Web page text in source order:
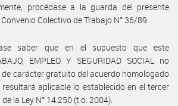
procédase a la guarda del presente
Colectivo de Trabajo N° 36/89.
saber que en el supuesto que este
EMPLEO Y SEGURIDAD SOCIAL no
carácter gratuito del acuerdo homologado
aplicable lo establecido en el tercer
la Ley N° 14.250 (t.o. 2004).